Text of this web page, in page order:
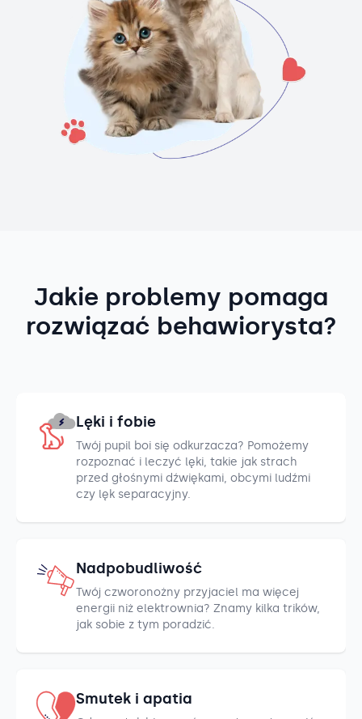
Jakie problemy pomaga
rozwiązać behawiorysta?
Lęki i fobie
Twój pupil boi się odkurzacza? Pomożemy
rozpoznać i leczyć lęki, takie jak strach
przed głośnymi dźwiękami, obcymi ludźmi
czy lęk separacyjny.
Nadpobudliwość
Twój czworonożny przyjaciel ma więcej
energii niż elektrownia? Znamy kilka trików,
jak sobie z tym poradzić.
Smutek i apatia